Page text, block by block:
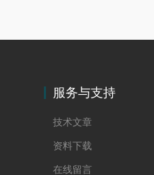
服务与支持
技术文章
资料下载
在线留言